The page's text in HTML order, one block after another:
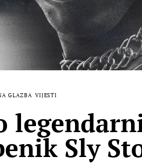
GLAZBA VIJESTI
Sly